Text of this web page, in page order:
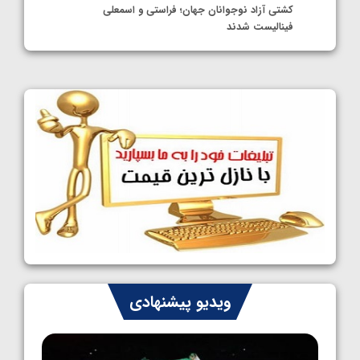
کشتی آزاد نوجوانان جهان؛ فراستی و اسمعلی
فینالیست شدند
1405/05/09
کشتی فرنگی نوجوانان جهان؛ سکوی تیمی
سوم برای ایران
1405/05/07
ایران چشم به راه چهار مدال در پنج وزن دوم
کشتی فرنگی نوجوانان جهان
1405/05/06
کشتی فرنگی نوجوان جهان؛ رضایی تنها طلایی
پنج وزن نخست
1405/05/06
ویدیو پیشنهادی